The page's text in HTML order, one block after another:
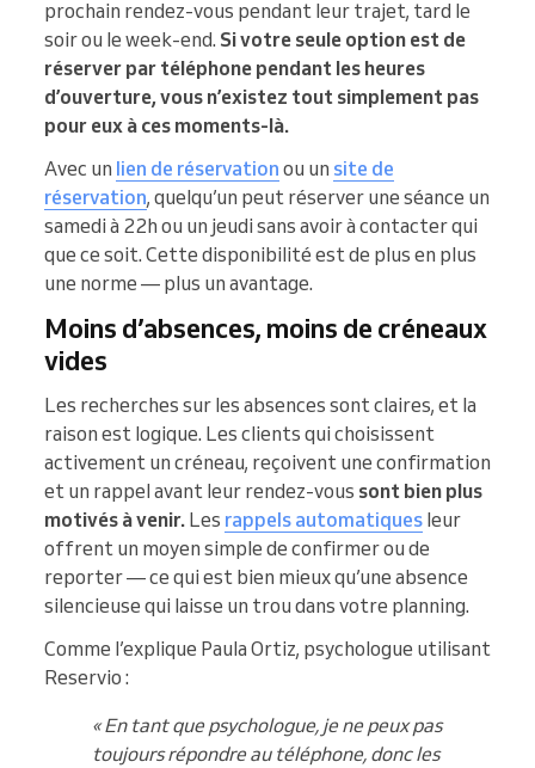
prochain rendez-vous pendant leur trajet, tard le
soir ou le week-end. Si votre seule option est de
réserver par téléphone pendant les heures
d’ouverture, vous n’existez tout simplement pas
pour eux à ces moments-là.
Avec un lien de réservation ou un site de
réservation, quelqu’un peut réserver une séance un
samedi à 22h ou un jeudi sans avoir à contacter qui
que ce soit. Cette disponibilité est de plus en plus
une norme — plus un avantage.
Moins d’absences, moins de créneaux
vides
Les recherches sur les absences sont claires, et la
raison est logique. Les clients qui choisissent
activement un créneau, reçoivent une confirmation
et un rappel avant leur rendez-vous sont bien plus
motivés à venir. Les rappels automatiques leur
offrent un moyen simple de confirmer ou de
reporter — ce qui est bien mieux qu’une absence
silencieuse qui laisse un trou dans votre planning.
Comme l’explique Paula Ortiz, psychologue utilisant
Reservio :
« En tant que psychologue, je ne peux pas
toujours répondre au téléphone, donc les